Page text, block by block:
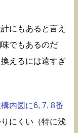
にもあると言え
でもあるのだ
えるには遠すぎ
内図に6, 7, 8番
にくい（特に浅